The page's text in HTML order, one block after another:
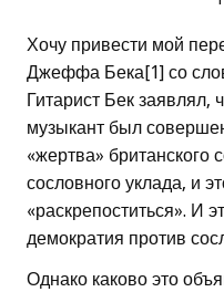
Хочу привести мой
Джеффа Бека[1] со
Гитарист Бек заявлял,
музыкант был
«жертва» британского
сословного уклада, и
«раскрепоститься». И
демократия против
Однако каково это